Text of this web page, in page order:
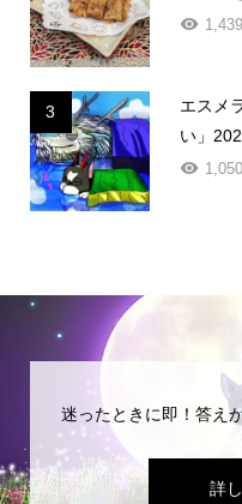
3
エスメ
い」
迷ったときに即！答え
詳